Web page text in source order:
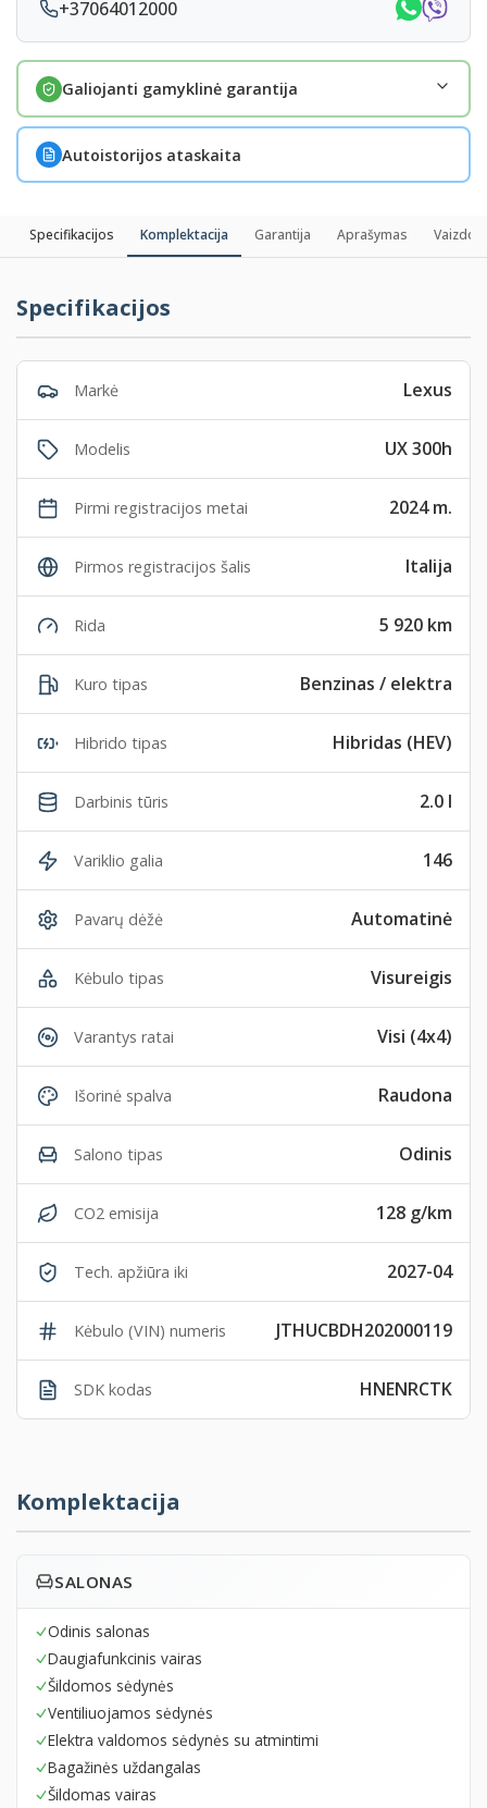
+37064012000
Galiojanti gamyklinė garantija
Autoistorijos ataskaita
Specifikacijos Komplektacija Garantija Aprašymas Vaizdo
Specifikacijos
Markė Lexus
Modelis UX 300h
Pirmi registracijos metai 2024 m.
Pirmos registracijos šalis Italija
Rida 5 920 km
Kuro tipas Benzinas / elektra
Hibrido tipas Hibridas (HEV)
Darbinis tūris 2.0 l
Variklio galia 146
Pavarų dėžė Automatinė
Kėbulo tipas Visureigis
Varantys ratai Visi (4x4)
Išorinė spalva Raudona
Salono tipas Odinis
CO2 emisija 128 g/km
Tech. apžiūra iki 2027-04
Kėbulo (VIN) numeris JTHUCBDH202000119
SDK kodas HNENRCTK
Komplektacija
SALONAS
Odinis salonas
Daugiafunkcinis vairas
Šildomos sėdynės
Ventiliuojamos sėdynės
Elektra valdomos sėdynės su atmintimi
Bagažinės uždangalas
Šildomas vairas